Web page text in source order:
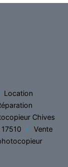
Location
Chives
Vente